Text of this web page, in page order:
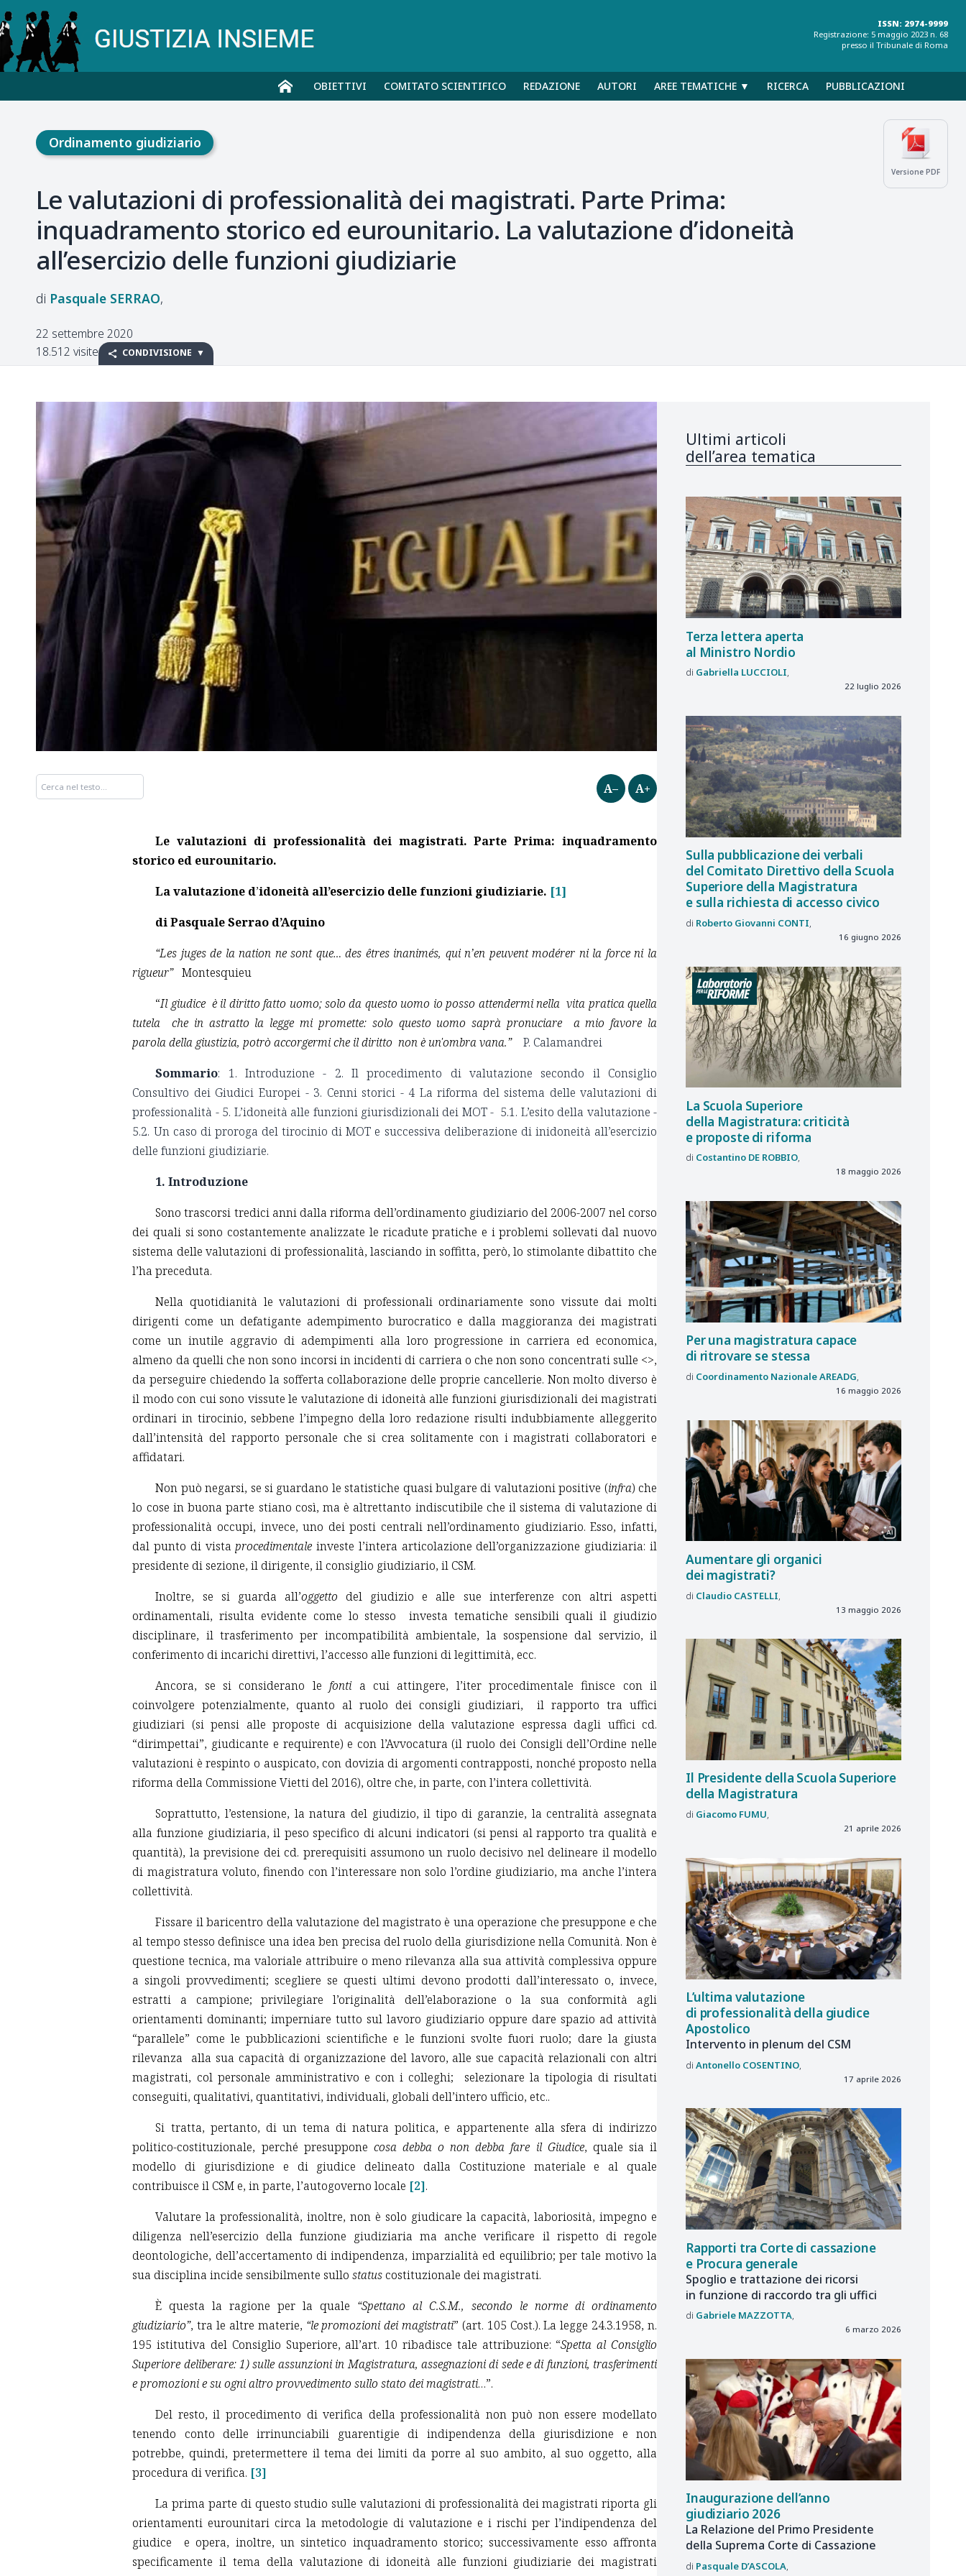
ISSN: 2974-9999
Registrazione: 5 maggio 2023 n. 68
presso il Tribunale di Roma
OBIETTIVI COMITATO SCIENTIFICO REDAZIONE AUTORI AREE TEMATICHE ▼ RICERCA PUBBLICAZIONI
Versione PDF
Ordinamento giudiziario
Le valutazioni di professionalità dei magistrati. Parte Prima:
inquadramento storico ed eurounitario. La valutazione d’idoneità
all’esercizio delle funzioni giudiziarie
Pasquale SERRAO
22 settembre 2020
18.512 visite
CONDIVISIONE
A– A+
Le valutazioni di professionalità dei magistrati. Parte Prima: inquadramento
storico ed eurounitario.
La valutazione d’idoneità all’esercizio delle funzioni giudiziarie. [1]
di Pasquale Serrao d’Aquino
“Les juges de la nation ne sont que… des êtres inanimés, qui n’en peuvent modérer ni la force ni la
rigueur”Montesquieu
“Il giudice è il diritto fatto uomo; solo da questo uomo io posso attendermi nella vita pratica quella
tutela che in astratto la legge mi promette: solo questo uomo saprà pronuciare a mio favore la
parola della giustizia, potrò accorgermi che il diritto non è un'ombra vana.”
P. Calamandrei
Sommario: 1. Introduzione - 2. Il procedimento di valutazione secondo il Consiglio
Consultivo dei Giudici Europei - 3. Cenni storici - 4 La riforma del sistema delle valutazioni di
professionalità - 5. L’idoneità alle funzioni giurisdizionali dei MOT - 5.1. L’esito della valutazione -
5.2. Un caso di proroga del tirocinio di MOT e successiva deliberazione di inidoneità all’esercizio
delle funzioni giudiziarie.
1. Introduzione
Sono trascorsi tredici anni dalla riforma dell’ordinamento giudiziario del 2006-2007 nel corso
dei quali si sono costantemente analizzate le ricadute pratiche e i problemi sollevati dal nuovo
sistema delle valutazioni di professionalità, lasciando in soffitta, però, lo stimolante dibattito che
l’ha preceduta.
Nella quotidianità le valutazioni di professionali ordinariamente sono vissute dai molti
dirigenti come un defatigante adempimento burocratico e dalla maggioranza dei magistrati
come un inutile aggravio di adempimenti alla loro progressione in carriera ed economica,
almeno da quelli che non sono incorsi in incidenti di carriera o che non sono concentrati sulle <>,
da perseguire chiedendo la sofferta collaborazione delle proprie cancellerie. Non molto diverso è
il modo con cui sono vissute le valutazione di idoneità alle funzioni giurisdizionali dei magistrati
ordinari in tirocinio, sebbene l’impegno della loro redazione risulti indubbiamente alleggerito
dall’intensità del rapporto personale che si crea solitamente con i magistrati collaboratori e
affidatari.
Non può negarsi, se si guardano le statistiche quasi bulgare di valutazioni positive (infra) che
lo cose in buona parte stiano così, ma è altrettanto indiscutibile che il sistema di valutazione di
professionalità occupi, invece, uno dei posti centrali nell’ordinamento giudiziario. Esso, infatti,
dal punto di vistaprocedimentale investe l’intera articolazione dell’organizzazione giudiziaria: il
presidente di sezione, il dirigente, il consiglio giudiziario, il CSM.
Inoltre, se si guarda all’oggetto del giudizio e alle sue interferenze con altri aspetti
ordinamentali, risulta evidente come lo stesso investa tematiche sensibili quali il giudizio
disciplinare, il trasferimento per incompatibilità ambientale, la sospensione dal servizio, il
conferimento di incarichi direttivi, l’accesso alle funzioni di legittimità, ecc.
Ancora, se si considerano lefonti a cui attingere, l’iter procedimentale finisce con il
coinvolgere potenzialmente, quanto al ruolo dei consigli giudiziari, il rapporto tra uffici
giudiziari (si pensi alle proposte di acquisizione della valutazione espressa dagli uffici cd.
“dirimpettai”, giudicante e requirente) e con l’Avvocatura (il ruolo dei Consigli dell’Ordine nelle
valutazioni è respinto o auspicato, con dovizia di argomenti contrapposti, nonché proposto nella
riforma della Commissione Vietti del 2016), oltre che, in parte, con l’intera collettività.
Soprattutto, l’estensione, la natura del giudizio, il tipo di garanzie, la centralità assegnata
alla funzione giudiziaria, il peso specifico di alcuni indicatori (si pensi al rapporto tra qualità e
quantità), la previsione dei cd. prerequisiti assumono un ruolo decisivo nel delineare il modello
di magistratura voluto, finendo con l’interessare non solo l’ordine giudiziario, ma anche l’intera
collettività.
Fissare il baricentro della valutazione del magistrato è una operazione che presuppone e che
al tempo stesso definisce una idea ben precisa del ruolo della giurisdizione nella Comunità. Non è
questione tecnica, ma valoriale attribuire o meno rilevanza alla sua attività complessiva oppure
a singoli provvedimenti; scegliere se questi ultimi devono prodotti dall’interessato o, invece,
estratti a campione; privilegiare l’originalità dell’elaborazione o la sua conformità agli
orientamenti dominanti; imperniare tutto sul lavoro giudiziario oppure dare spazio ad attività
“parallele” come le pubblicazioni scientifiche e le funzioni svolte fuori ruolo; dare la giusta
rilevanza alla sua capacità di organizzazione del lavoro, alle sue capacità relazionali con altri
magistrati, col personale amministrativo e con i colleghi; selezionare la tipologia di risultati
conseguiti, qualitativi, quantitativi, individuali, globali dell’intero ufficio, etc..
Si tratta, pertanto, di un tema di natura politica, e appartenente alla sfera di indirizzo
politico-costituzionale, perché presuppone cosa debba o non debba fare il Giudice, quale sia il
modello di giurisdizione e di giudice delineato dalla Costituzione materiale e al quale
contribuisce il CSM e, in parte, l’autogoverno locale [2].
Valutare la professionalità, inoltre, non è solo giudicare la capacità, laboriosità, impegno e
diligenza nell’esercizio della funzione giudiziaria ma anche verificare il rispetto di regole
deontologiche, dell’accertamento di indipendenza, imparzialità ed equilibrio; per tale motivo la
sua disciplina incide sensibilmente sullostatus costituzionale dei magistrati.
È questa la ragione per la quale “Spettano al C.S.M., secondo le norme di ordinamento
giudiziario”, tra le altre materie, “le promozioni dei magistrati” (art. 105 Cost.). La legge 24.3.1958, n.
195 istitutiva del Consiglio Superiore, all’art. 10 ribadisce tale attribuzione: “Spetta al Consiglio
Superiore deliberare: 1) sulle assunzioni in Magistratura, assegnazioni di sede e di funzioni, trasferimenti
e promozioni e su ogni altro provvedimento sullo stato dei magistrati…”.
Del resto, il procedimento di verifica della professionalità non può non essere modellato
tenendo conto delle irrinunciabili guarentigie di indipendenza della giurisdizione e non
potrebbe, quindi, pretermettere il tema dei limiti da porre al suo ambito, al suo oggetto, alla
procedura di verifica. [3]
La prima parte di questo studio sulle valutazioni di professionalità dei magistrati riporta gli
orientamenti eurounitari circa la metodologie di valutazione e i rischi per l’indipendenza del
giudice e opera, inoltre, un sintetico inquadramento storico; successivamente esso affronta
specificamente il tema della valutazione di idoneità alle funzioni giudiziarie dei magistrati
Ultimi articoli
dell’area tematica
Terza lettera aperta
al Ministro Nordio
Gabriella LUCCIOLI
22 luglio 2026
Sulla pubblicazione dei verbali
del Comitato Direttivo della Scuola
Superiore della Magistratura
e sulla richiesta di accesso civico
Roberto Giovanni CONTI
16 giugno 2026
La Scuola Superiore
della Magistratura: criticità
e proposte di riforma
Costantino DE ROBBIO
18 maggio 2026
Per una magistratura capace
di ritrovare se stessa
Coordinamento NazionaleAREADG
16 maggio 2026
Aumentare gli organici
dei magistrati?
Claudio CASTELLI
13 maggio 2026
Il Presidente della Scuola Superiore
della Magistratura
Giacomo FUMU
21 aprile 2026
L’ultima valutazione
di professionalità della giudice
Apostolico
Intervento in plenum del CSM
Antonello COSENTINO
17 aprile 2026
Rapporti tra Corte di cassazione
e Procura generale
Spoglio e trattazione dei ricorsi
in funzione di raccordo tra gli uffici
Gabriele MAZZOTTA
6 marzo 2026
Inaugurazione dell’anno
giudiziario 2026
La Relazione del Primo Presidente
della Suprema Corte di Cassazione
Pasquale D’ASCOLA